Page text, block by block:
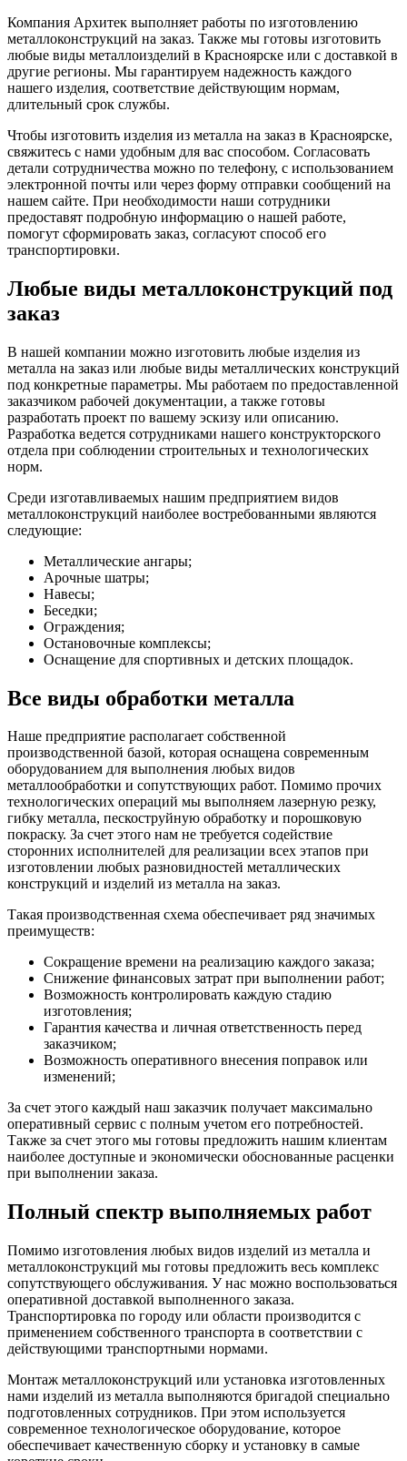
Компания Архитек выполняет работы по изготовлению
металлоконструкций на заказ. Также мы готовы изготовить
любые виды металлоизделий в Красноярске или с доставкой в
другие регионы. Мы гарантируем надежность каждого
нашего изделия, соответствие действующим нормам,
длительный срок службы.
Чтобы изготовить изделия из металла на заказ в Красноярске,
свяжитесь с нами удобным для вас способом. Согласовать
детали сотрудничества можно по телефону, с использованием
электронной почты или через форму отправки сообщений на
нашем сайте. При необходимости наши сотрудники
предоставят подробную информацию о нашей работе,
помогут сформировать заказ, согласуют способ его
транспортировки.
Любые виды металлоконструкций под
заказ
В нашей компании можно изготовить любые изделия из
металла на заказ или любые виды металлических конструкций
под конкретные параметры. Мы работаем по предоставленной
заказчиком рабочей документации, а также готовы
разработать проект по вашему эскизу или описанию.
Разработка ведется сотрудниками нашего конструкторского
отдела при соблюдении строительных и технологических
норм.
Среди изготавливаемых нашим предприятием видов
металлоконструкций наиболее востребованными являются
следующие:
Металлические ангары;
Арочные шатры;
Навесы;
Беседки;
Ограждения;
Остановочные комплексы;
Оснащение для спортивных и детских площадок.
Все виды обработки металла
Наше предприятие располагает собственной
производственной базой, которая оснащена современным
оборудованием для выполнения любых видов
металлообработки и сопутствующих работ. Помимо прочих
технологических операций мы выполняем лазерную резку,
гибку металла, пескоструйную обработку и порошковую
покраску. За счет этого нам не требуется содействие
сторонних исполнителей для реализации всех этапов при
изготовлении любых разновидностей металлических
конструкций и изделий из металла на заказ.
Такая производственная схема обеспечивает ряд значимых
преимуществ:
Сокращение времени на реализацию каждого заказа;
Снижение финансовых затрат при выполнении работ;
Возможность контролировать каждую стадию
изготовления;
Гарантия качества и личная ответственность перед
заказчиком;
Возможность оперативного внесения поправок или
изменений;
За счет этого каждый наш заказчик получает максимально
оперативный сервис с полным учетом его потребностей.
Также за счет этого мы готовы предложить нашим клиентам
наиболее доступные и экономически обоснованные расценки
при выполнении заказа.
Полный спектр выполняемых работ
Помимо изготовления любых видов изделий из металла и
металлоконструкций мы готовы предложить весь комплекс
сопутствующего обслуживания. У нас можно воспользоваться
оперативной доставкой выполненного заказа.
Транспортировка по городу или области производится с
применением собственного транспорта в соответствии с
действующими транспортными нормами.
Монтаж металлоконструкций или установка изготовленных
нами изделий из металла выполняются бригадой специально
подготовленных сотрудников. При этом используется
современное технологическое оборудование, которое
обеспечивает качественную сборку и установку в самые